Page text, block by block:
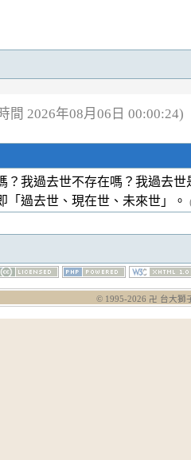
間 2026年08月06日 00:00:24)
我過去世不存在嗎？我過去
「過去世、現在世、未來世」。
© 1995-2026 卍 台大獅